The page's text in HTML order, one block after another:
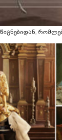
წიგნებიდან,